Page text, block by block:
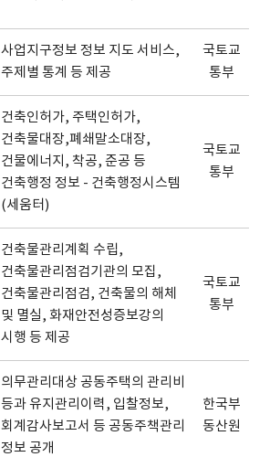
사업지구정보 정보 지도 서비스,
주제별 통계 등 제공
국토교
통부
건축인허가, 주택인허가,
건축물대장,폐쇄말소대장,
건물에너지, 착공, 준공 등
건축행정 정보 - 건축행정시스템
(세움터)
국토교
통부
건축물관리계획 수립,
건축물관리점검기관의 모집,
건축물관리점검, 건축물의 해체
및 멸실, 화재안전성증보강의
시행 등 제공
국토교
통부
의무관리대상 공동주택의 관리비
등과 유지관리이력, 입찰정보,
회계감사보고서 등 공동주책관리
정보 공개
한국부
동산원